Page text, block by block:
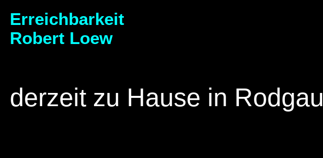
Erreichbarkeit
Robert Loew
derzeit zu Hause in Rodgau